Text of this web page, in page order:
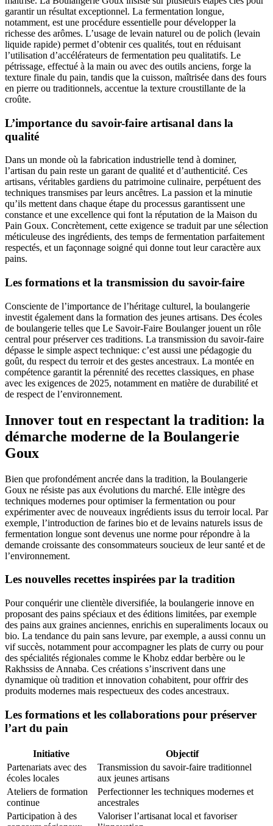
garantir un résultat exceptionnel. La fermentation longue,
notamment, est une procédure essentielle pour développer la
richesse des arômes. L’usage de levain naturel ou de polich (levain
liquide rapide) permet d’obtenir ces qualités, tout en réduisant
l’utilisation d’accélérateurs de fermentation peu qualitatifs. Le
pétrissage, effectué à la main ou avec des outils anciens, forge la
texture finale du pain, tandis que la cuisson, maîtrisée dans des fours
en pierre ou traditionnels, accentue la texture croustillante de la
croûte.
L’importance du savoir-faire artisanal dans la
qualité
Dans un monde où la fabrication industrielle tend à dominer,
l’artisan du pain reste un garant de qualité et d’authenticité. Ces
artisans, véritables gardiens du patrimoine culinaire, perpétuent des
techniques transmises par leurs ancêtres. La passion et la minutie
qu’ils mettent dans chaque étape du processus garantissent une
constance et une excellence qui font la réputation de la Maison du
Pain Goux. Concrètement, cette exigence se traduit par une sélection
méticuleuse des ingrédients, des temps de fermentation parfaitement
respectés, et un façonnage soigné qui donne tout leur caractère aux
pains.
Les formations et la transmission du savoir-faire
Consciente de l’importance de l’héritage culturel, la boulangerie
investit également dans la formation des jeunes artisans. Des écoles
de boulangerie telles que Le Savoir-Faire Boulanger jouent un rôle
central pour préserver ces traditions. La transmission du savoir-faire
dépasse le simple aspect technique: c’est aussi une pédagogie du
goût, du respect du terroir et des gestes ancestraux. La montée en
compétence garantit la pérennité des recettes classiques, en phase
avec les exigences de 2025, notamment en matière de durabilité et
de respect de l’environnement.
Innover tout en respectant la tradition: la
démarche moderne de la Boulangerie
Goux
Bien que profondément ancrée dans la tradition, la Boulangerie
Goux ne résiste pas aux évolutions du marché. Elle intègre des
techniques modernes pour optimiser la fermentation ou pour
expérimenter avec de nouveaux ingrédients issus du terroir local. Par
exemple, l’introduction de farines bio et de levains naturels issus de
fermentation longue sont devenus une norme pour répondre à la
demande croissante des consommateurs soucieux de leur santé et de
l’environnement.
Les nouvelles recettes inspirées par la tradition
Pour conquérir une clientèle diversifiée, la boulangerie innove en
proposant des pains spéciaux et des éditions limitées, par exemple
des pains aux graines anciennes, enrichis en superaliments locaux ou
bio. La tendance du pain sans levure, par exemple, a aussi connu un
vif succès, notamment pour accompagner les plats de curry ou pour
des spécialités régionales comme le Khobz eddar berbère ou le
Rakhssiss de Annaba. Ces créations s’inscrivent dans une
dynamique où tradition et innovation cohabitent, pour offrir des
produits modernes mais respectueux des codes ancestraux.
Les formations et les collaborations pour préserver
l’art du pain
Initiative
Objectif
Partenariats avec des
écoles locales
Transmission du savoir-faire traditionnel
aux jeunes artisans
Ateliers de formation
continue
Perfectionner les techniques modernes et
ancestrales
Participation à des
Valoriser l’artisanat local et favoriser